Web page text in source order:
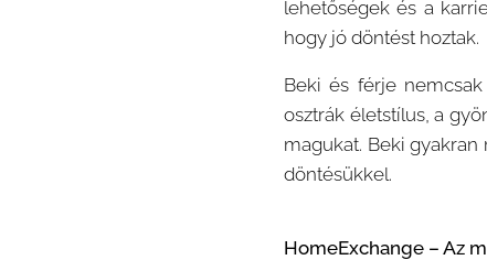
lehetőségek és a
hogy jó döntést hoztak.
Beki és férje
osztrák életstílus, a
magukat. Beki
döntésükkel.
HomeExchange – Az